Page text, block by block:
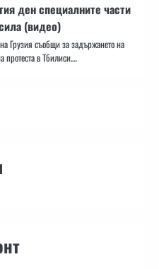
ден специалните части
(видео)
Грузия съобщи за задържането на
протеста в Тбилиси.…